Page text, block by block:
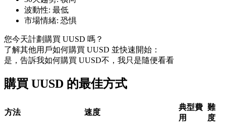
波動性: 最低
市場情緒: 恐惧
您今天計劃購買 UUSD 嗎？
了解其他用戶如何購買 UUSD 並快速開始：
是，告訴我如何購買 UUSD不，我只是隨便看看
購買 UUSD 的最佳方式
方法 速度
典型費
用
難
度